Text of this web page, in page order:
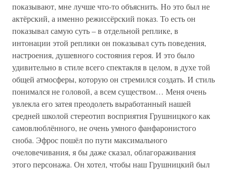
показывают, мне лучше что-то объяснить. Но это был не
актёрский, а именно режиссёрский показ. То есть он
показывал самую суть – в отдельной реплике, в
интонации этой реплики он показывал суть поведения,
настроения, душевного состояния героя. И это было
удивительно в стиле всего спектакля в целом, в духе той
общей атмосферы, которую он стремился создать. И стиль
понимался не головой, а всем существом… Меня очень
увлекла его затея преодолеть выработанный нашей
средней школой стереотип восприятия Грушницкого как
самовлюблённого, не очень умного фанфаронистого
сноба. Эфрос пошёл по пути максимального
очеловечивания, я бы даже сказал, облагораживания
этого персонажа. Он хотел, чтобы наш Грушницкий был